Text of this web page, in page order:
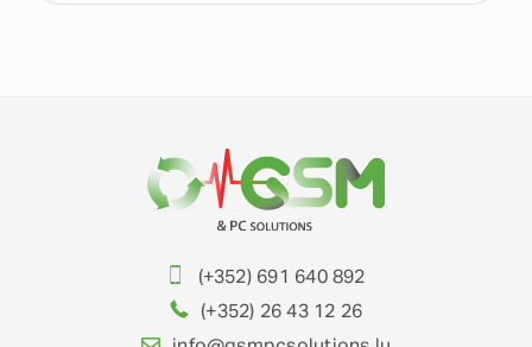
(+352) 691 640 892
(+352) 26 43 12 26